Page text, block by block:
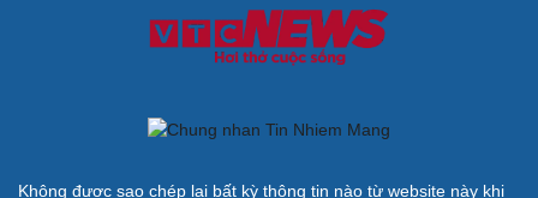
Không được sao chép lại bất kỳ thông tin nào từ website này khi